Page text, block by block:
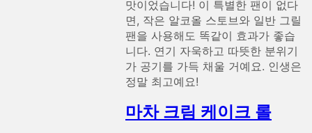
맛이었습니다! 이 특별한 팬이 없다
면, 작은 알코올 스토브와 일반 그릴
팬을 사용해도 똑같이 효과가 좋습
니다. 연기 자욱하고 따뜻한 분위기
가 공기를 가득 채울 거예요. 인생은
정말 최고예요!
마차 크림 케이크 롤